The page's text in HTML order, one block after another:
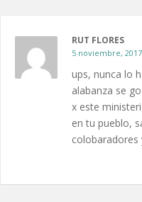
RUT FLORES
5 noviembre,
ups, nunca lo
alabanza se
x este
en tu pueblo,
colobaradores